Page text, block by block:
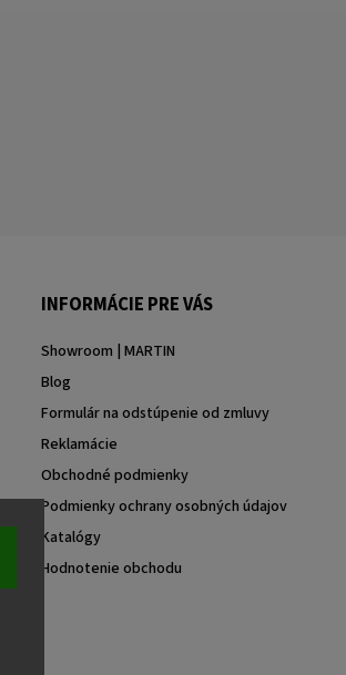
INFORMÁCIE PRE VÁS
Showroom | MARTIN
Blog
Formulár na odstúpenie od zmluvy
Reklamácie
Obchodné podmienky
Podmienky ochrany osobných údajov
Katalógy
Hodnotenie obchodu